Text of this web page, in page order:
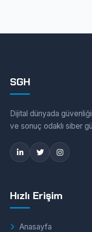
SGH
Dijital dünyada
ve sonuç odaklı siber
Hızlı Erişim
Anasayfa